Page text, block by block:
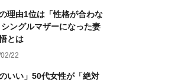
理由1位は「性格が合わな
ングルマザーになった妻
とは
22
のいい」50代女性が「絶対